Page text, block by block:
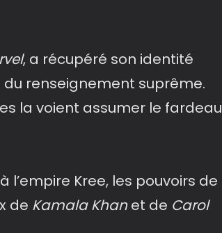
, a récupéré son identité
du renseignement suprême.
la voient assumer le fardeau
l’empire Kree, les pouvoirs de
de Kamala Khanet de Carol